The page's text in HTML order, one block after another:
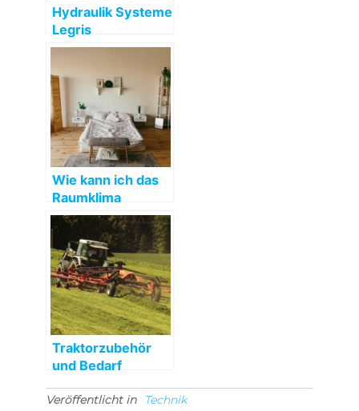
Hydraulik Systeme
Legris
Wie kann ich das
Raumklima
verbessern?
Traktorzubehör
und Bedarf
Veröffentlicht in
Technik